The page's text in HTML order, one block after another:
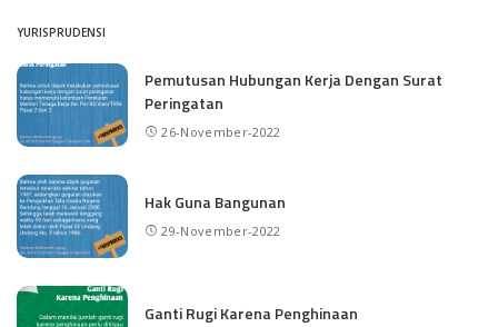
YURISPRUDENSI
Pemutusan Hubungan Kerja Dengan Surat
Peringatan
26-November-2022
Hak Guna Bangunan
29-November-2022
Ganti Rugi Karena Penghinaan